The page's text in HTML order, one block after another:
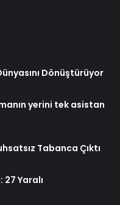
Dönüştürüyor
yerini tek asistan
Tabanca Çıktı
Yaralı